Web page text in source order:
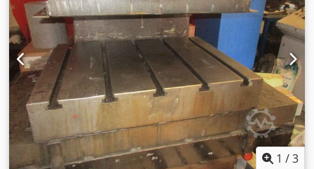
1500 - Especificações da mesa: ranhuras em T/furações
conforme solicitação do cliente - Tela sensível ao toque
LCD SIEMENS SIMATIC de 9 polegadas - Componentes
elétricos das marcas Siemens, Allen Bradley, Phoenix, Sick
- Pintura da máquina conforme solicitação do cliente é
possível - 1 ano de garantia sobre os componentes
elétricos e hidráulicos Dcjdpfjy Rzchex Abzsk - 2 anos de
garantia sobre o equipamento mecânico e a estrutura
1 /3